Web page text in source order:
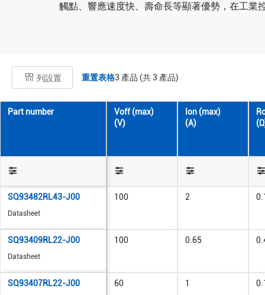
觸點、響應速度快、壽命長等顯著優勢，在工業
列設置 重置表格3 產品 (共3 產品)
Part number
Voff (max)
(V)
Ion (max)
(A)
SQ93482RL43-J00
Datasheet
100 2
SQ93409RL22-J00
Datasheet
100 0.65
SQ93407RL22-J00 60 1